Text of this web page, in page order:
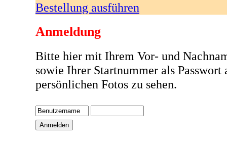
Bestellung ausführen
Anmeldung
Bitte hier mit Ihrem Vor- und
sowie Ihrer Startnummer als Passwort
persönlichen Fotos zu sehen.